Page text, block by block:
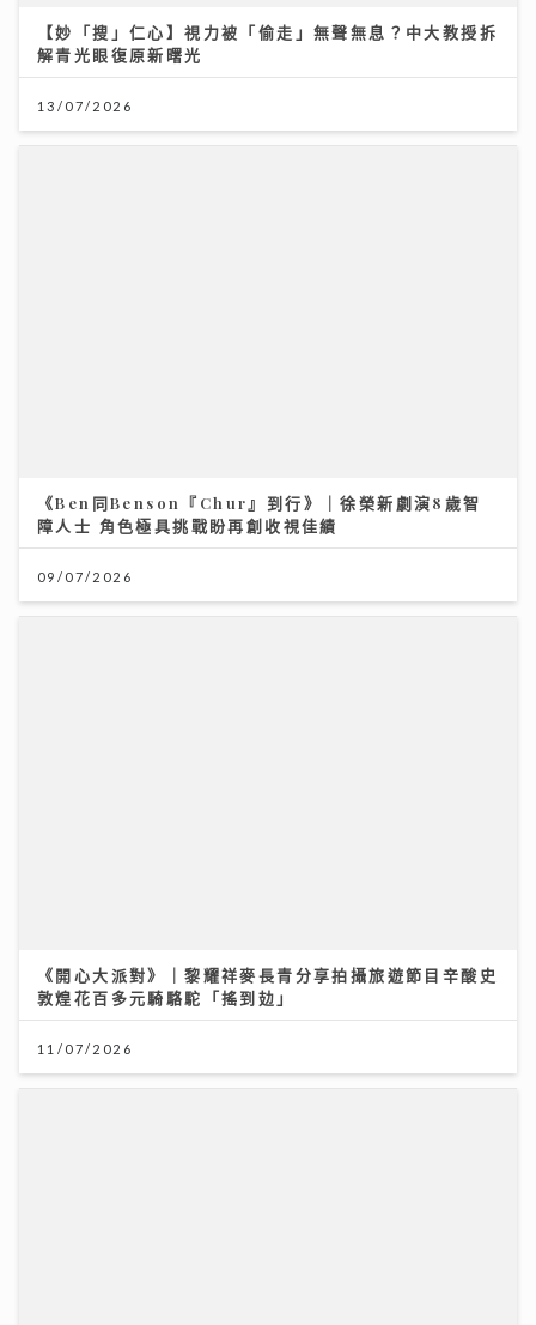
【妙「搜」仁心】視力被「偷走」無聲無息？中大教授拆
解青光眼復原新曙光
13/07/2026
《Ben同Benson『Chur』到行》｜徐榮新劇演8歲智
障人士 角色極具挑戰盼再創收視佳績
09/07/2026
《開心大派對》｜黎耀祥麥長青分享拍攝旅遊節目辛酸史
敦煌花百多元騎駱駝「搖到攰」
11/07/2026